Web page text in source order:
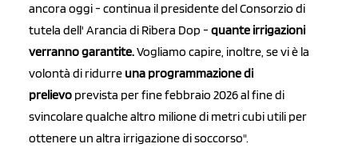
ancora oggi - continua il presidente del Consorzio di
tutela dell' Arancia di Ribera Dop - quante irrigazioni
verranno garantite.Vogliamo capire, inoltre, se vi è la
volontà di ridurre una programmazione di
prelievo prevista per fine febbraio 2026 al fine di
svincolare qualche altro milione di metri cubi utili per
ottenere un altra irrigazione di soccorso".